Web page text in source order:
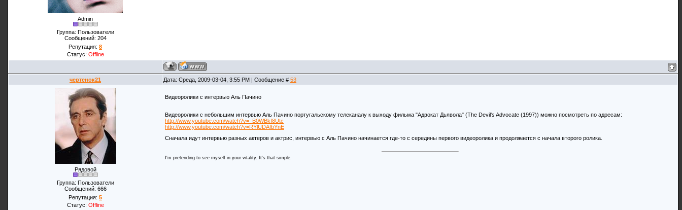
Admin
Группа: Пользователи
Сообщений: 204
Репутация: 8
Статус: Offline
чертенок21 Дата: Среда, 2009-03-04, 3:55 PM | Сообщение # 53
Рядовой
Группа: Пользователи
Сообщений: 666
Репутация: 5
Статус: Offline
Видеоролики с интервью Аль Пачино
Видеоролики с небольшим интервью Аль Пачино португальскому телеканалу к выходу фильма "Адвокат Дьявола" (The Devil's Advocate (1997)) можно посмотреть по адресам:
http://www.youtube.com/watch?v=_B0WBkI8Utc
http://www.youtube.com/watch?v=RYlUDAfbYnE
Сначала идут интервью разных актеров и актрис, интервью с Аль Пачино начинается где-то с середины первого видеоролика и продолжается с начала второго ролика.
I'm pretending to see myself in your vitality. It's that simple.